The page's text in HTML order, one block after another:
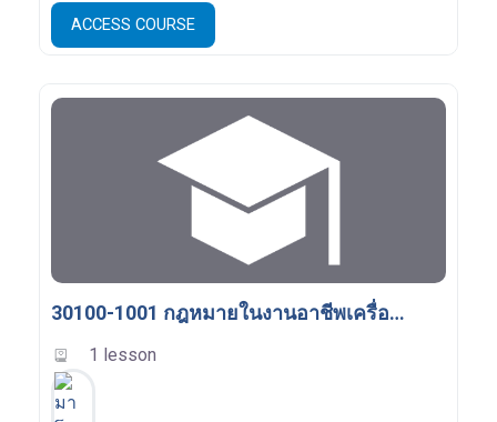
ACCESS COURSE
30100-1001 กฎหมายในงานอาชีพเครื่องกลและยานยนต์ Laws for Mechanical and Automotive Occupations
1 lesson